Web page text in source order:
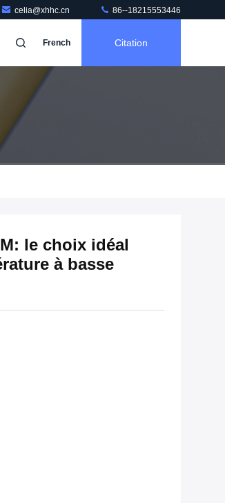
celia@xhhc.cn 86--18215553446
French Citation
le choix idéal
à basse